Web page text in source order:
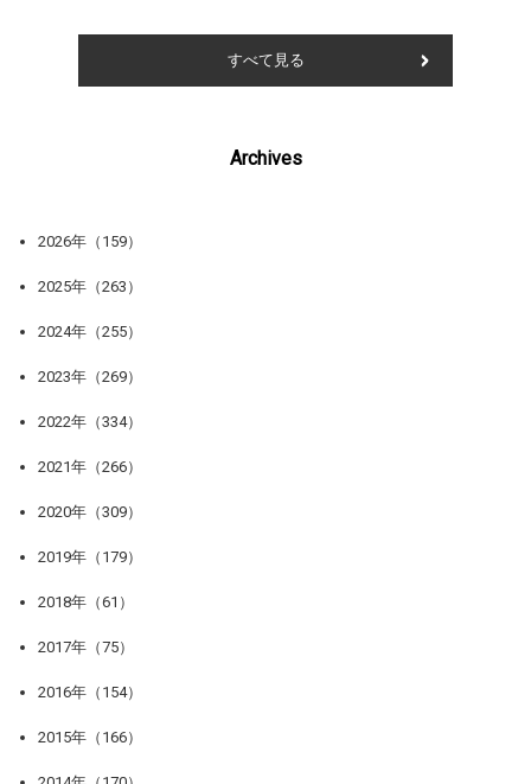
すべて見る
Archives
2026年（159）
2025年（263）
2024年（255）
2023年（269）
2022年（334）
2021年（266）
2020年（309）
2019年（179）
2018年（61）
2017年（75）
2016年（154）
2015年（166）